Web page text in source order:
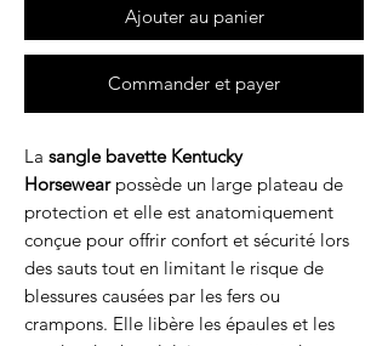
Ajouter au panier
Commander et payer
La sangle bavette Kentucky
Horsewearpossède un large plateau de
protection et elle est anatomiquement
conçue pour offrir confort et sécurité lors
des sauts tout en limitant le risque de
blessures causées par les fers ou
crampons. Elle libère les épaules et les